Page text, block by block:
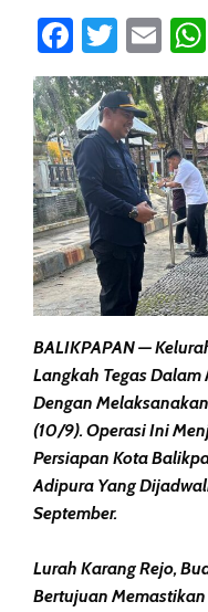
BALIKPAPAN —
Langkah Tegas
Dengan
(10/9). Operasi Ini
Persiapan Kota
Adipura Yang
September.
Lurah Karang Rejo,
Bertujuan